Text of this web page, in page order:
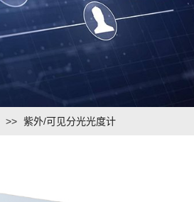
>> 紫外/可见分光光度计